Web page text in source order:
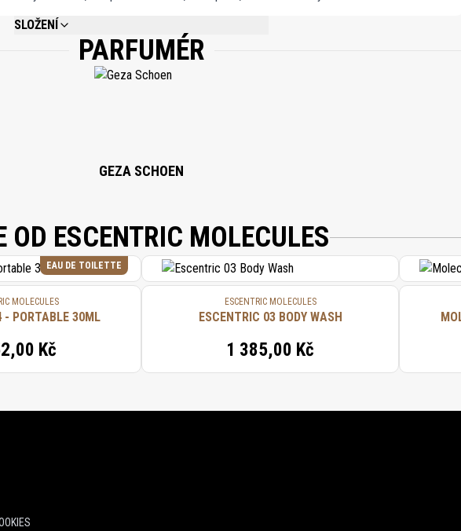
SLOŽENÍ
ALCOHOL DENAT, PARFUM (FRAGRANCE), AQUA (WATER).
PARFUMÉR
GEZA SCHOEN
OD ESCENTRIC MOLECULES
EAU DE TOILETTE
MOLECULES
ESCENTRIC 04 - PORTABLE 30ML
Kč
ESCENTRIC MOLECULES
ESCENTRIC 03 BODY WASH
1 385,00 Kč